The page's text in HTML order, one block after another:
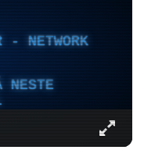
- NETWORK
NESTE